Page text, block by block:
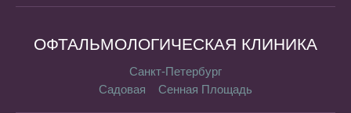
ОФТАЛЬМОЛОГИЧЕСКАЯ КЛИНИКА
Санкт-Петербург
Садовая
Сенная Площадь